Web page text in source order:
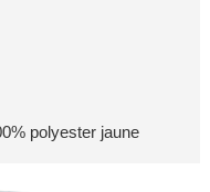
polyester jaune